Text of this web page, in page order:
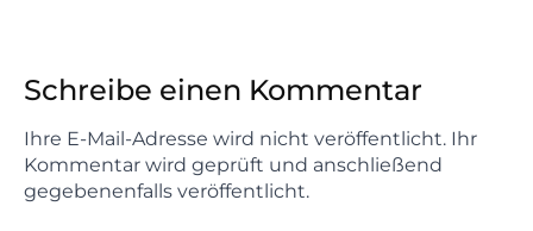
Schreibe einen Kommentar
Ihre E-Mail-Adresse wird nicht veröffentlicht. Ihr
Kommentar wird geprüft und anschließend
gegebenenfalls veröffentlicht.